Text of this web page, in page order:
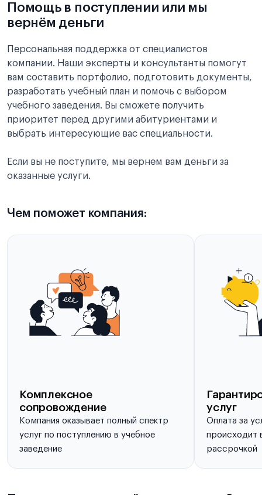
Помощь в поступлении или мы
вернём деньги
Персональная поддержка от специалистов
компании. Наши эксперты и консультанты помогут
вам составить портфолио, подготовить документы,
разработать учебный план и помочь с выбором
учебного заведения. Вы сможете получить
приоритет перед другими абитуриентами и
выбрать интересующие вас специальности.
Если вы не поступите, мы вернем вам деньги за
оказанные услуги.
Чем поможет компания:
Комплексное
сопровождение
Компания оказывает полный спектр
услуг по поступлению в учебное
заведение
услуг
Оплата за
происходит
рассрочкой